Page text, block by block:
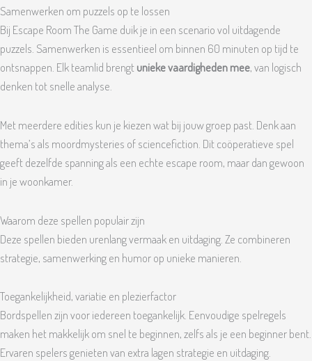
Samenwerken om puzzels op te lossen
Bij Escape Room The Game duik je in een scenario vol uitdagende
puzzels. Samenwerken is essentieel om binnen 60 minuten op tijd te
ontsnappen. Elk teamlid brengtunieke vaardigheden mee, van logisch
denken tot snelle analyse.
Met meerdere edities kun je kiezen wat bij jouw groep past. Denk aan
thema’s als moordmysteries of sciencefiction. Dit coöperatieve spel
geeft dezelfde spanning als een echte escape room, maar dan gewoon
in je woonkamer.
Waarom deze spellen populair zijn
Deze spellen bieden urenlang vermaak en uitdaging. Ze combineren
strategie, samenwerking en humor op unieke manieren.
Toegankelijkheid, variatie en plezierfactor
Bordspellen zijn voor iedereen toegankelijk. Eenvoudige spelregels
maken het makkelijk om snel te beginnen, zelfs als je een beginner bent.
Ervaren spelers genieten van extra lagen strategie en uitdaging.